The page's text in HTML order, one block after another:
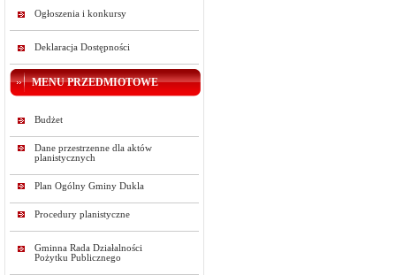
Ogłoszenia i konkursy
Deklaracja Dostępności
MENU PRZEDMIOTOWE
Budżet
Dane przestrzenne dla aktów
planistycznych
Plan Ogólny Gminy Dukla
Procedury planistyczne
Gminna Rada Działalności
Pożytku Publicznego